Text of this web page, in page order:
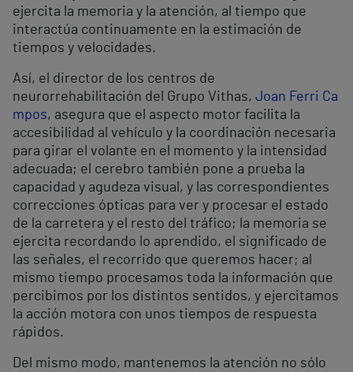
ejercita la memoria y la atención, al tiempo que
interactúa continuamente en la estimación de
tiempos y velocidades.
Así, el director de los centros de
neurorrehabilitación del Grupo Vithas, Joan Ferri Ca
mpos, asegura que el aspecto motor facilita la
accesibilidad al vehículo y la coordinación necesaria
para girar el volante en el momento y la intensidad
adecuada; el cerebro también pone a prueba la
capacidad y agudeza visual, y las correspondientes
correcciones ópticas para ver y procesar el estado
de la carretera y el resto del tráfico; la memoria se
ejercita recordando lo aprendido, el significado de
las señales, el recorrido que queremos hacer; al
mismo tiempo procesamos toda la información que
percibimos por los distintos sentidos, y ejercitamos
la acción motora con unos tiempos de respuesta
rápidos.
Del mismo modo, mantenemos la atención no sólo